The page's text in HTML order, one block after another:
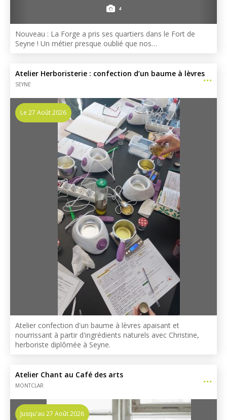
4
Nouveau : La Forge a pris ses quartiers dans le Fort de
Seyne ! Un métier presque oublié que nos…
Atelier Herboristerie : confection d’un baume à lèvres
SEYNE
Le 27 Août 2026
Atelier confection d'un baume à lèvres apaisant et
nourrissant à partir d'ingrédients naturels avec Christine,
herboriste diplômée à Seyne.
Atelier Chant au Café des arts
MONTCLAR
Jusqu'au 27 Août 2026